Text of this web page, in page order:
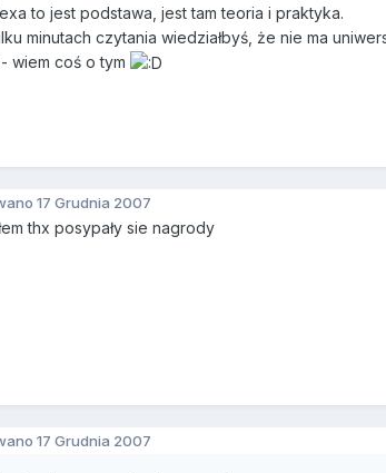
to jest podstawa, jest tam teoria i praktyka.
minutach czytania wiedziałbyś, że nie ma
wiem coś o tym
17 Grudnia 2007
thx posypały sie nagrody
17 Grudnia 2007